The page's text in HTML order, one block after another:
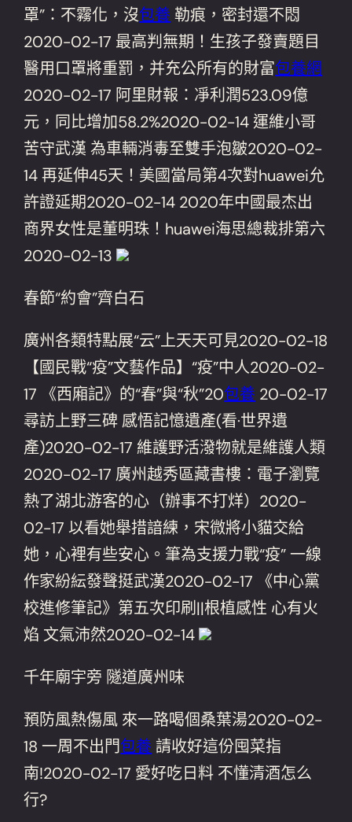
罩”：不霧化，沒包養 勒痕，密封還不悶
2020-02-17 最高判無期！生孩子發賣題目
醫用口罩將重罰，并充公所有的財富包養網
2020-02-17 阿里財報：凈利潤523.09億
元，同比增加58.2%2020-02-14 運維小哥
苦守武漢 為車輛消毒至雙手泡皺2020-02-
14 再延伸45天！美國當局第4次對huawei允
許證延期2020-02-14 2020年中國最杰出
商界女性是董明珠！huawei海思總裁排第六
2020-02-13
春節“約會”齊白石
廣州各類特點展“云”上天天可見2020-02-18
【國民戰“疫”文藝作品】“疫”中人2020-02-
17 《西廂記》的“春”與“秋”20包養 20-02-17
尋訪上野三碑 感悟記憶遺產(看·世界遺
產)2020-02-17 維護野活潑物就是維護人類
2020-02-17 廣州越秀區藏書樓：電子瀏覽
熱了湖北游客的心（辦事不打烊）2020-
02-17 以看她舉措諳練，宋微將小貓交給
她，心裡有些安心。筆為支援力戰“疫” 一線
作家紛紜發聲挺武漢2020-02-17 ​《中心黨
校進修筆記》第五次印刷||根植感性 心有火
焰 文氣沛然2020-02-14
千年廟宇旁 隧道廣州味
預防風熱傷風 來一路喝個桑葉湯2020-02-
18 一周不出門包養 請收好這份囤菜指
南!2020-02-17 愛好吃日料 不懂清酒怎么
行?